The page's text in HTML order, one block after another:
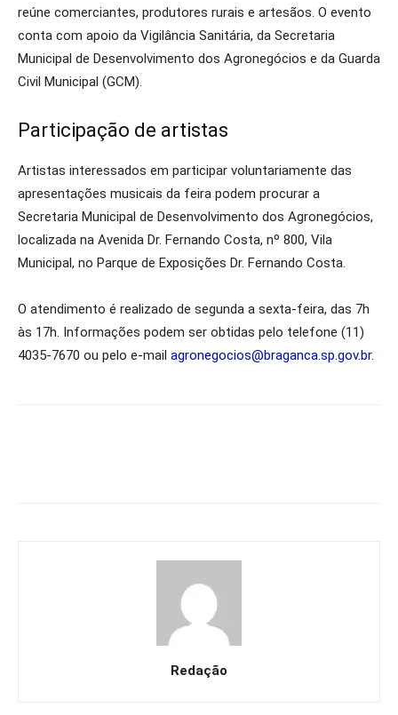
reúne comerciantes, produtores rurais e artesãos. O evento
conta com apoio da Vigilância Sanitária, da Secretaria
Municipal de Desenvolvimento dos Agronegócios e da Guarda
Civil Municipal (GCM).
Participação de artistas
Artistas interessados em participar voluntariamente das
apresentações musicais da feira podem procurar a
Secretaria Municipal de Desenvolvimento dos Agronegócios,
localizada na Avenida Dr. Fernando Costa, nº 800, Vila
Municipal, no Parque de Exposições Dr. Fernando Costa.
O atendimento é realizado de segunda a sexta-feira, das 7h
às 17h. Informações podem ser obtidas pelo telefone (11)
4035-7670 ou pelo e-mail agronegocios@braganca.sp.gov.br.
Redação